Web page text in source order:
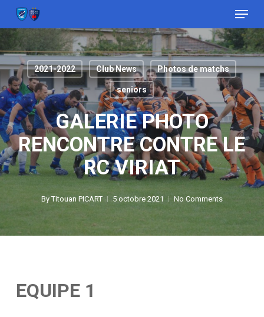
main
content
Menu
2021-2022 Club News Photos de matchs
seniors
GALERIE PHOTO
RENCONTRE CONTRE LE
RC VIRIAT
By Titouan PICART 5 octobre 2021 No Comments
EQUIPE 1
Close
Menu